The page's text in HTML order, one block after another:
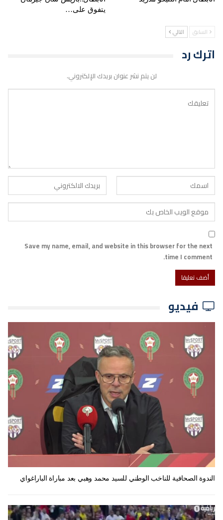
يتفوق على…
السابق التالي
اترك رد
لن يتم نشر عنوان بريدك الإلكتروني.
Save my name, email, and website in this browser for the next
time I comment.
فيديو
الندوة الصحافية للناخب الوطني للسيد محمد وهبي بعد مباراة الباراغواي